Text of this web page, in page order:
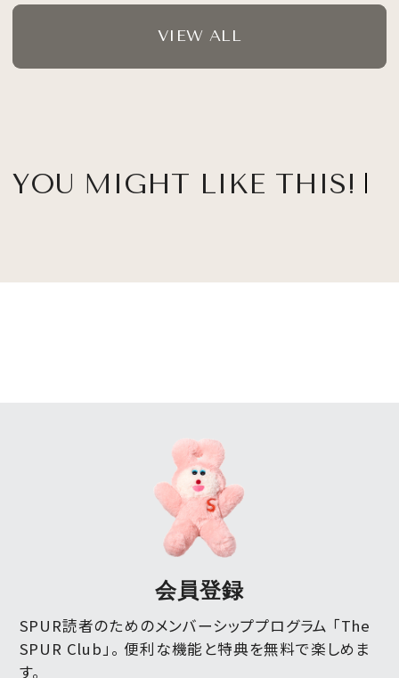
VIEW ALL
YOU MIGHT LIKE THIS!
会員登録
SPUR読者のためのメンバーシッププログラム 「The
SPUR Club」。 便利な機能と特典を無料で楽しめま
す。